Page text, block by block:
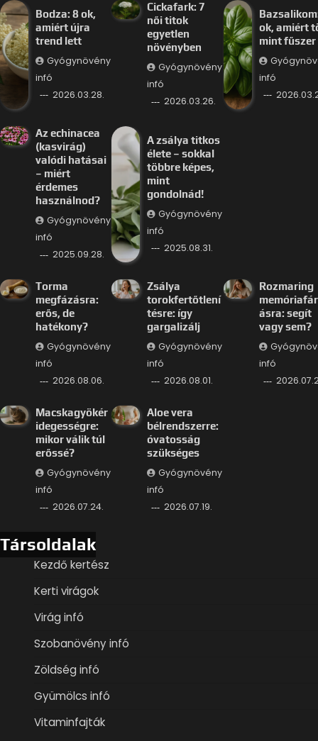
Bodza: 8 ok,
amiért újra
trend lett
Gyógynövény
infó
2026.03.28.
Cickafark: 7
női titok
egyetlen
növényben
Gyógynövény
infó
2026.03.26.
ok, amiért
mint fűszer
infó
Az echinacea
(kasvirág)
valódi hatásai
– miért
érdemes
használnod?
Gyógynövény
infó
2025.09.28.
A zsálya titkos
élete – sokkal
többre képes,
mint
gondolnád!
Gyógynövény
infó
2025.08.31.
Torma
megfázásra:
erős, de
hatékony?
Gyógynövény
infó
2026.08.06.
Zsálya
torokfertőtlení
tésre: így
gargalizálj
Gyógynövény
infó
2026.08.01.
Rozmaring
ásra: segít
vagy sem?
infó
Macskagyökér
idegességre:
mikor válik túl
erőssé?
Gyógynövény
infó
2026.07.24.
Aloe vera
bélrendszerre:
óvatosság
szükséges
Gyógynövény
infó
2026.07.19.
Társoldalak
Kezdő kertész
Kerti virágok
Virág infó
Szobanövény infó
Zöldség infó
Gyümölcs infó
Vitaminfajták